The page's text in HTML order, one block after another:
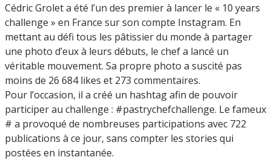
Cédric Grolet a été l’un des premier à lancer le « 10 years
challenge » en France sur son compte Instagram. En
mettant au défi tous les pâtissier du monde à partager
une photo d’eux à leurs débuts, le chef a lancé un
véritable mouvement. Sa propre photo a suscité pas
moins de 26 684 likes et 273 commentaires.
Pour l’occasion, il a créé un hashtag afin de pouvoir
participer au challenge : #pastrychefchallenge. Le fameux
# a provoqué de nombreuses participations avec 722
publications à ce jour, sans compter les stories qui
postées en instantanée.